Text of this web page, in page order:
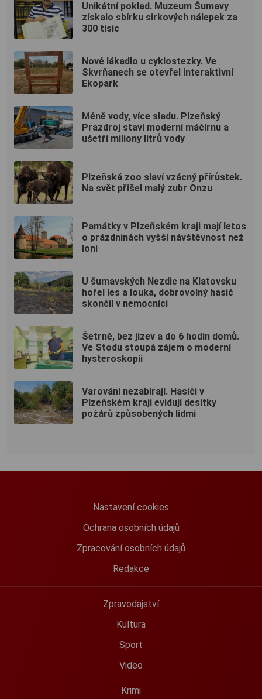
Unikátní poklad. Muzeum Šumavy
získalo sbírku sirkových nálepek za
300 tisíc
Nové lákadlo u cyklostezky. Ve
Skvrňanech se otevřel interaktivní
Ekopark
Méně vody, více sladu. Plzeňský
Prazdroj staví moderní máčírnu a
ušetří miliony litrů vody
Plzeňská zoo slaví vzácný přírůstek.
Na svět přišel malý zubr Onzu
Památky v Plzeňském kraji mají letos
o prázdninách vyšší návštěvnost než
loni
U šumavských Nezdic na Klatovsku
hořel les a louka, dobrovolný hasič
skončil v nemocnici
Šetrně, bez jizev a do 6 hodin domů.
Ve Stodu stoupá zájem o moderní
hysteroskopii
Varování nezabírají. Hasiči v
Plzeňském kraji evidují desítky
požárů způsobených lidmi
Nastavení cookies
Ochrana osobních údajů
Zpracování osobních údajů
Redakce
Zpravodajství
Kultura
Sport
Video
Krimi